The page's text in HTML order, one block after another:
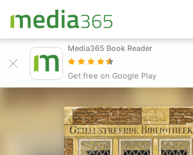
Iniciar sesión
Publicar
Media365 Book Reader
Get free on Google Play